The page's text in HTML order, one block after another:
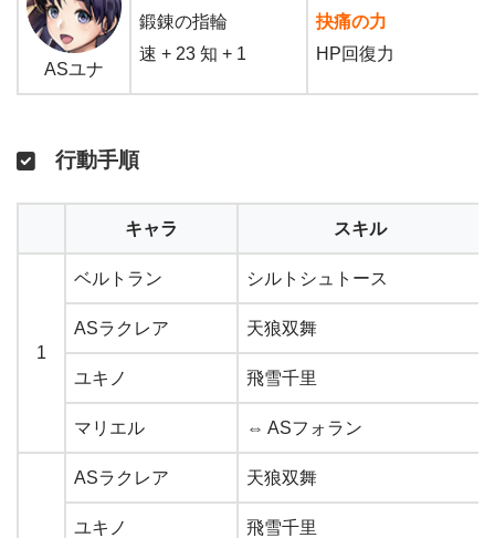
ASユナ
鍛錬の指輪
速 + 23 知 + 1
抉痛の力
HP回復力
行動手順
キャラ スキル
1
ベルトラン シルトシュトース
ASラクレア 天狼双舞
ユキノ 飛雪千里
マリエル ⇔ ASフォラン
ASラクレア 天狼双舞
ユキノ 飛雪千里